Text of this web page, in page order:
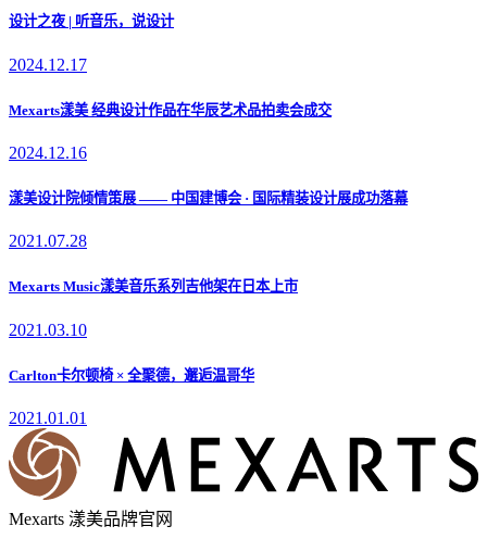
设计之夜 | 听音乐，说设计
2024.12.17
Mexarts漾美 经典设计作品在华辰艺术品拍卖会成交
2024.12.16
漾美设计院倾情策展 —— 中国建博会 · 国际精装设计展成功落幕
2021.07.28
Mexarts Music漾美音乐系列吉他架在日本上市
2021.03.10
Carlton卡尔顿椅 × 全聚德，邂逅温哥华
2021.01.01
Mexarts 漾美品牌官网